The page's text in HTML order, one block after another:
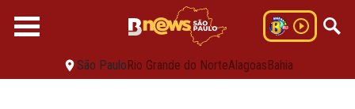
São PauloRio Grande do NorteAlagoasBahia